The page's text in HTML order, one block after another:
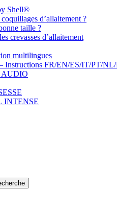
Shell®
d’allaitement ?
taille ?
crevasses d’allaitement
multilingues
Instructions FR/EN/ES/IT/PT/
AUDIO
INTENSE